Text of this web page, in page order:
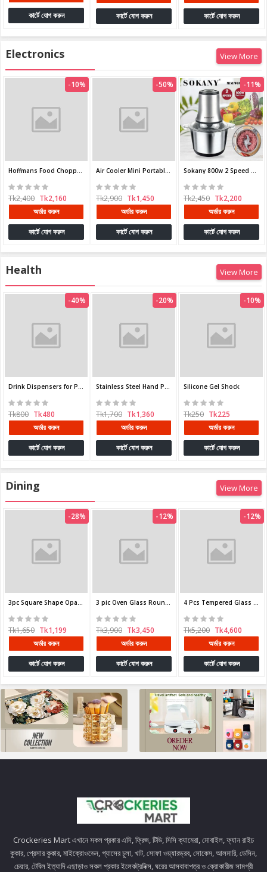
কার্টে যোগ করুন
কার্টে যোগ করুন
Electronics View More
-10%
অর্ডার করুন
কার্টে যোগ করুন
-50%
Air Cooler Mini Portable Fan 3 in 1
Tk2,900 Tk1,450
অর্ডার করুন
কার্টে যোগ করুন
-11%
Sokany 800w 2 Speed 3L Multifunction Electric Meat Grinder Food 304 Stainless Steel Mincer
Tk2,450 Tk2,200
অর্ডার করুন
কার্টে যোগ করুন
Health View More
-40%
কার্টে যোগ করুন
-20%
কার্টে যোগ করুন
-10%
Tk225
কার্টে যোগ করুন
Dining View More
-28%
3pc Square Shape Opal Glass Pyrex Serving Dish
Tk1,650 Tk1,199
অর্ডার করুন
কার্টে যোগ করুন
-12%
3 pic Oven Glass Round Shaped Casserole Set Niyama
Tk3,900 Tk3,450
অর্ডার করুন
কার্টে যোগ করুন
-12%
4 Pcs Tempered Glass Oven bati set NSD-031/B4
Tk5,200 Tk4,600
অর্ডার করুন
কার্টে যোগ করুন
Crockeries Mart এখানে সকল প্রকার এসি, ফ্রিজ, টিভি, সিসি ক্যামেরা, মোবাইল, ফ্যান রাইচ
কুকার, প্রেসার কুকার, মাইক্রোওভেন, গ্যাসের চুলা, খাট, সোফা ওয়্যারড্রব, সোকেস, আলমারি, ডেসিন,
চেয়ার, টেবিল ইত্যাদি এছাড়াও সকল প্রকার ইলেকট্রনিক্স, ঘরের আসবাবাপত্র ও ক্রোকারীজ সামগ্রী